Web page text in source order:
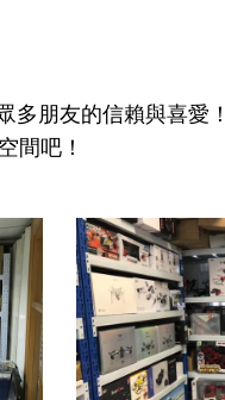
多朋友的信賴與喜愛
間吧！